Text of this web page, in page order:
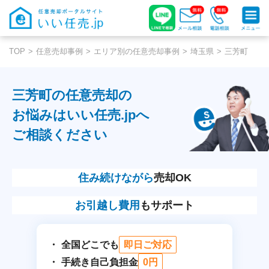
TOP 任意売却事例 エリア別の任意売却事例 埼玉県 三芳町
三芳町の任意売却の
お悩みはいい任売.jpへ
ご相談ください
住み続けながら売却OK
お引越し費用 もサポート
全国どこでも
即日ご対応
手続き自己負担金 0円